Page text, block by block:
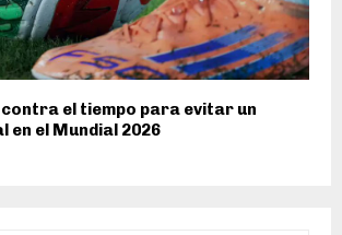
el tiempo para evitar un
en el Mundial 2026